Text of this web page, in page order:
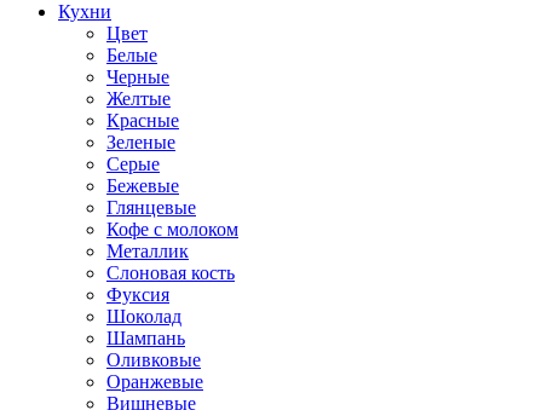
Кухни
Цвет
Белые
Черные
Желтые
Красные
Зеленые
Серые
Бежевые
Глянцевые
Кофе с молоком
Металлик
Слоновая кость
Фуксия
Шоколад
Шампань
Оливковые
Оранжевые
Вишневые